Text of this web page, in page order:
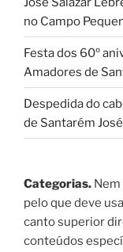
no Campo
Festa dos 60º
Amadores de
Despedida do
de Santarém
Categorias.
pelo que deve
canto superior
conteúdos